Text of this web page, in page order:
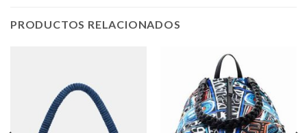
PRODUCTOS RELACIONADOS